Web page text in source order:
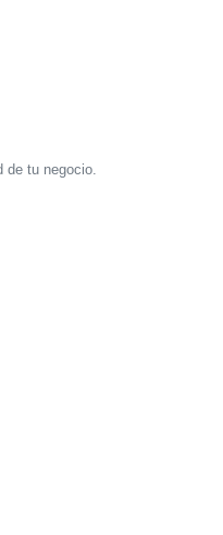
de tu negocio.